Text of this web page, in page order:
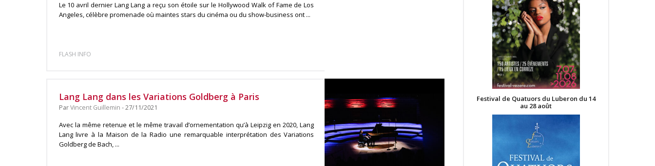
Le 10 avril dernier Lang Lang a reçu son étoile sur le Hollywood Walk of Fame de Los
Angeles, célèbre promenade où maintes stars du cinéma ou du show-business ont ...
FLASH INFO
Lang Lang dans les Variations Goldberg à Paris
ParVincent Guillemin - 27/11/2021
Avec la même retenue et le même travail d’ornementation qu’à Leipzig en 2020, Lang
Lang livre à la Maison de la Radio une remarquable interprétation des Variations
Goldberg de Bach, ...
Festival de Quatuors du Luberon du 14
au 28 août